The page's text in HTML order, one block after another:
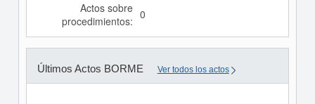
Actos sobre
procedimientos: 0
Últimos Actos BORME Ver todos los actos